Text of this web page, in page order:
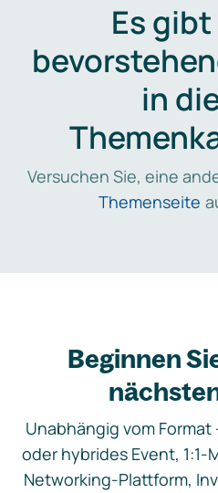
Es
in
Versuchen Sie, eine
Themenseite
Beginnen
Unabhängig vom
oder hybrides Event,
Networking-Plattform,